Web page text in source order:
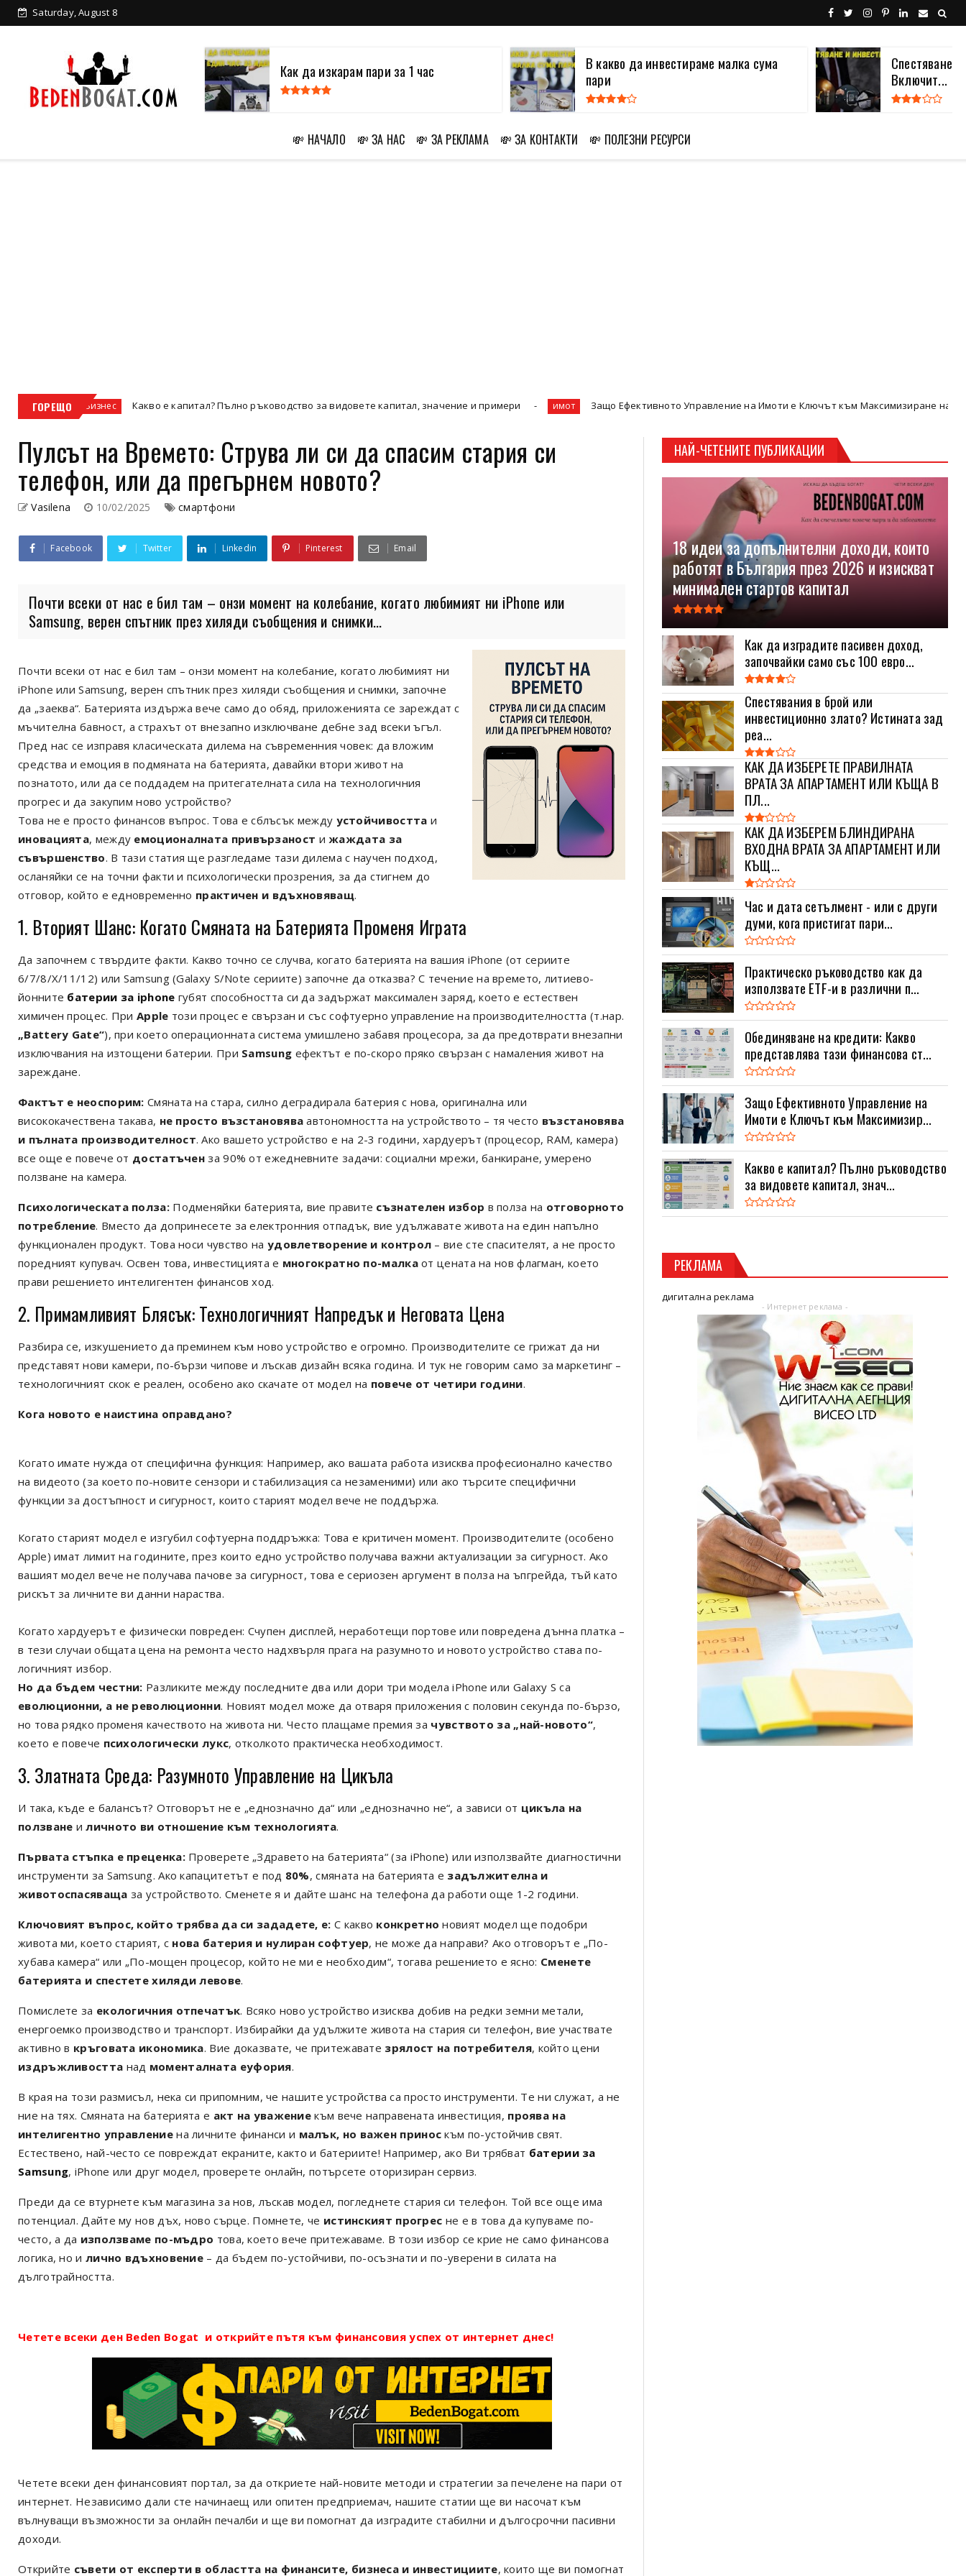
Saturday, August 8
Как да изкарам пари за 1 час
В какво да инвестираме малка сума
пари
Спестяване
Включит...
💸 НАЧАЛО 💸 ЗА НАС 💸 ЗА РЕКЛАМА 💸 ЗА КОНТАКТИ 💸 ПОЛЕЗНИ РЕСУРСИ
ГОРЕЩО
Какво е капитал? Пълно ръководство за видовете капитал, значение и примери имот Защо Ефективното Управление на Имоти е Ключът към Максимизиране на Пасивните Доходи
Пулсът на Времето: Струва ли си да спасим стария си
телефон, или да прегърнем новото?
Vasilena 10/02/2025 смартфони
Facebook Twitter Linkedin Pinterest Email
Почти всеки от нас е бил там – онзи момент на колебание, когато любимият ни iPhone или
Samsung, верен спътник през хиляди съобщения и снимки...
Почти всеки от нас е бил там – онзи момент на колебание, когато любимият ни
iPhone или Samsung, верен спътник през хиляди съобщения и снимки, започне
да „заеква“. Батерията издържа вече само до обяд, приложенията се зареждат с
мъчителна бавност, а страхът от внезапно изключване дебне зад всеки ъгъл.
Пред нас се изправя класическата дилема на съвременния човек: да вложим
средства и емоция в подмяната на батерията, давайки втори живот на
познатото, или да се поддадем на притегателната сила на технологичния
прогрес и да закупим ново устройство?
Това не е просто финансов въпрос. Това е сблъсък между устойчивостта и
иновацията, между емоционалната привързаност ижаждата за
съвършенство. В тази статия ще разгледаме тази дилема с научен подход,
осланяйки се на точни факти и психологически прозрения, за да стигнем до
отговор, който е едновременно практичен и вдъхновяващ.
1. Вторият Шанс: Когато Смяната на Батерията Променя Играта
Да започнем с твърдите факти. Какво точно се случва, когато батерията на вашия iPhone (от сериите
6/7/8/X/11/12) или Samsung (Galaxy S/Note сериите) започне да отказва? С течение на времето, литиево-
йонните батерии за iphone губят способността си да задържат максимален заряд, което е естествен
химичен процес. При Apple този процес е свързан и със софтуерно управление на производителността (т.нар.
„Battery Gate“), при което операционната система умишлено забавя процесора, за да предотврати внезапни
изключвания на изтощени батерии. При Samsung ефектът е по-скоро пряко свързан с намаления живот на
зареждане.
Фактът е неоспорим: Смяната на стара, силно деградирала батерия с нова, оригинална или
висококачествена такава, не просто възстановява автономността на устройството – тя често възстановява
и пълната производителност. Ако вашето устройство е на 2-3 години, хардуерът (процесор, RAM, камера)
все още е повече от достатъчен за 90% от ежедневните задачи: социални мрежи, банкиране, умерено
ползване на камера.
Психологическата полза:Подменяйки батерията, вие правите съзнателен избор в полза на отговорното
потребление. Вместо да допринесете за електронния отпадък, вие удължавате живота на един напълно
функционален продукт. Това носи чувство на удовлетворение и контрол – вие сте спасителят, а не просто
поредният купувач. Освен това, инвестицията е многократно по-малкаот цената на нов флагман, което
прави решението интелигентен финансов ход.
2. Примамливият Блясък: Технологичният Напредък и Неговата Цена
Разбира се, изкушението да преминем към ново устройство е огромно. Производителите се грижат да ни
представят нови камери, по-бързи чипове и лъскав дизайн всяка година. И тук не говорим само за маркетинг –
технологичният скок е реален, особено ако скачате от модел на повече от четири години.
Кога новото е наистина оправдано?
Когато имате нужда от специфична функция: Например, ако вашата работа изисква професионално качество
на видеото (за което по-новите сензори и стабилизация са незаменими) или ако търсите специфични
функции за достъпност и сигурност, които старият модел вече не поддържа.
Когато старият модел е изгубил софтуерна поддръжка: Това е критичен момент. Производителите (особено
Apple) имат лимит на годините, през които едно устройство получава важни актуализации за сигурност. Ако
вашият модел вече не получава пачове за сигурност, това е сериозен аргумент в полза на ъпгрейда, тъй като
рискът за личните ви данни нараства.
Когато хардуерът е физически повреден: Счупен дисплей, неработещи портове или повредена дънна платка –
в тези случаи общата цена на ремонта често надхвърля прага на разумното и новото устройство става по-
логичният избор.
Но да бъдем честни: Разликите между последните два или дори три модела iPhone или Galaxy S са
еволюционни, а не революционни. Новият модел може да отваря приложения с половин секунда по-бързо,
но това рядко променя качеството на живота ни. Често плащаме премия за чувството за „най-новото“,
което е повече психологически лукс, отколкото практическа необходимост.
3. Златната Среда: Разумното Управление на Цикъла
И така, къде е балансът? Отговорът не е „еднозначно да“ или „еднозначно не“, а зависи от цикъла на
ползване иличното ви отношение към технологията.
Първата стъпка е преценка:Проверете „Здравето на батерията“ (за iPhone) или използвайте диагностични
инструменти за Samsung. Ако капацитетът е под 80%, смяната на батерията е задължителна и
животоспасяваща за устройството. Сменете я и дайте шанс на телефона да работи още 1-2 години.
Ключовият въпрос, който трябва да си зададете, е: С какво конкретно новият модел ще подобри
живота ми, което старият, с нова батерия и нулиран софтуер, не може да направи? Ако отговорът е „По-
хубава камера“ или „По-мощен процесор, който не ми е необходим“, тогава решението е ясно: Сменете
батерията и спестете хиляди левове.
Помислете за екологичния отпечатък. Всяко ново устройство изисква добив на редки земни метали,
енергоемко производство и транспорт. Избирайки да удължите живота на стария си телефон, вие участвате
активно в кръговата икономика. Вие доказвате, че притежавате зрялост на потребителя, който цени
издръжливостта над моменталната еуфория.
В края на този размисъл, нека си припомним, че нашите устройства са просто инструменти. Те ни служат, а не
ние на тях. Смяната на батерията е акт на уважение към вече направената инвестиция, проява на
интелигентно управлениена личните финанси и малък, но важен принос към по-устойчив свят.
Естествено, най-често се повреждат екраните, както и батериите! Например, ако Ви трябват батерии за
Samsung, iPhone или друг модел, проверете онлайн, потърсете оторизиран сервиз.
Преди да се втурнете към магазина за нов, лъскав модел, погледнете стария си телефон. Той все още има
потенциал. Дайте му нов дъх, ново сърце. Помнете, че истинският прогрес не е в това да купуваме по-
често, а да използваме по-мъдро това, което вече притежаваме. В този избор се крие не само финансова
логика, но и лично вдъхновение – да бъдем по-устойчиви, по-осъзнати и по-уверени в силата на
дълготрайността.
Четете всеки ден Beden Bogat и открийте пътя към финансовия успех от интернет днес!
Четете всеки ден финансовият портал, за да откриете най-новите методи и стратегии за печелене на пари от
интернет. Независимо дали сте начинаещ или опитен предприемач, нашите статии ще ви насочат към
вълнуващи възможности за онлайн печалби и ще ви помогнат да изградите стабилни и дългосрочни пасивни
доходи.
Открийте съвети от експерти в областта на финансите, бизнеса и инвестициите, които ще ви помогнат
НАЙ-ЧЕТЕНИТЕ ПУБЛИКАЦИИ
18 идеи за допълнителни доходи, които
работят в България през 2026 и изискват
минимален стартов капитал
Как да изградите пасивен доход,
започвайки само със 100 евро...
Спестявания в брой или
инвестиционно злато? Истината зад
реа...
КАК ДА ИЗБЕРЕТЕ ПРАВИЛНАТА
ВРАТА ЗА АПАРТАМЕНТ ИЛИ КЪЩА В
ПЛ...
КАК ДА ИЗБЕРЕМ БЛИНДИРАНА
ВХОДНА ВРАТА ЗА АПАРТАМЕНТ ИЛИ
КЪЩ...
Час и дата сетълмент - или с други
думи, кога пристигат пари...
Практическо ръководство как да
използвате ETF-и в различни п...
Обединяване на кредити: Какво
представлява тази финансова ст...
Защо Ефективното Управление на
Имоти е Ключът към Максимизир...
Какво е капитал? Пълно ръководство
за видовете капитал, знач...
РЕКЛАМА
дигитална реклама
- Интернет реклама -